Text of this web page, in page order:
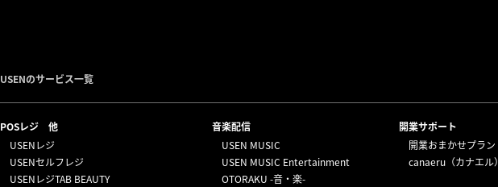
USENのサービス一覧
POSレジ 他
USENレジ
USENセルフレジ
USENレジTAB BEAUTY
⁩音楽配信
USEN MUSIC
USEN MUSIC Entertainment
OTORAKU -音・楽-
開業サポート
開業おまかせプラン
canaeru（カナエル）